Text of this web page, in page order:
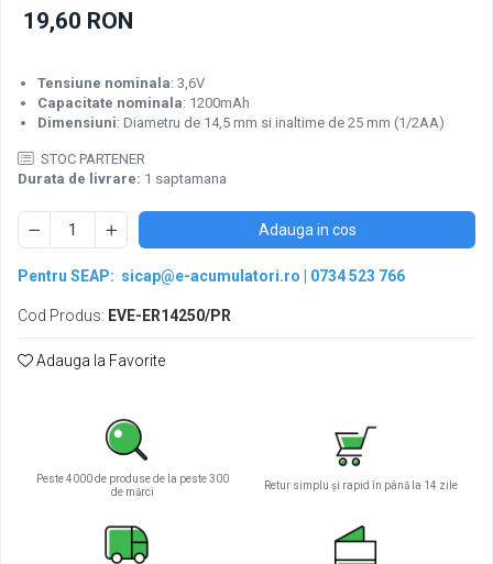
Sisteme de management (BMS)
Redresoare auto, moto, barci si
stationare
19,60 RON
Tensiune nominala: 3,6V
Capacitate nominala: 1200mAh
Dimensiuni: Diametru de 14,5 mm si inaltime de 25 mm (1/2AA)
STOC PARTENER
Durata de livrare: 1 saptamana
Adauga in cos
Pentru SEAP: sicap@e-acumulatori.ro 0734 523 766
Cod Produs: EVE-ER14250/PR
Adauga la Favorite
Peste 4000 de produse de la peste 300
de mărci
Retur simplu și rapid în până la 14 zile